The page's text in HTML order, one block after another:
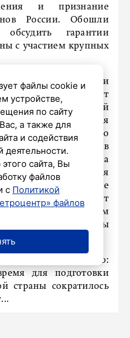
и признание
России. Обошли
гарантии
с участием крупных
Если
срок истекает
окончания Второй
в Пекине состоится
Победы Красного
участием лидеров
тема всегда
проведена важная
стратегическое
если проявит
превентивным
у России, чтобы
санкций».
к размышлению:
для подготовки
страны сократилось
файлы cookie и
устройстве,
по сайту
а также для
и содействия
деятельности.
сайта, Вы
файлов
с Политикой
файлов